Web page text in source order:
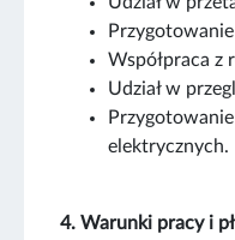
Współpraca z
Udział w
elektrycznych.
4. Warunki pracy i